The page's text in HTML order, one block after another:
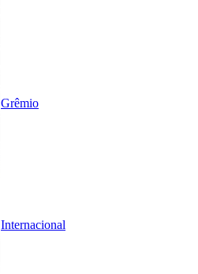
Grêmio
Internacional